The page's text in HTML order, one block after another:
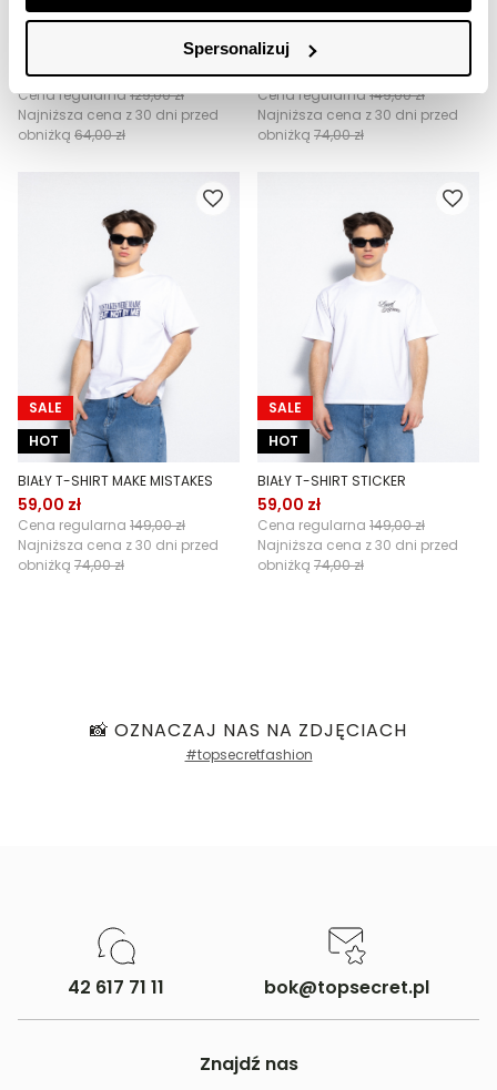
Spersonalizuj
HOT
51,00 zł
Cena regularna129,00 zł
Najniższa cena z 30 dni przed
obniżką 64,00 zł
HOT
BIAŁY T-SHIRT FRESH STUFF
59,00 zł
Cena regularna149,00 zł
Najniższa cena z 30 dni przed
obniżką 74,00 zł
SALE
HOT
BIAŁY T-SHIRT MAKE MISTAKES
59,00 zł
Cena regularna 149,00 zł
Najniższa cena z 30 dni przed
obniżką 74,00 zł
SALE
HOT
BIAŁY T-SHIRT STICKER
59,00 zł
Cena regularna 149,00 zł
Najniższa cena z 30 dni przed
obniżką 74,00 zł
📸 OZNACZAJ NAS NA ZDJĘCIACH
#topsecretfashion
42 617 71 11 bok@topsecret.pl
Znajdź nas